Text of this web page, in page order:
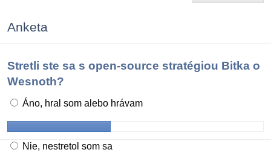
Anketa
Stretli ste sa s open-source stratégiou Bitka o
Wesnoth?
Áno, hral som alebo hrávam
Nie, nestretol som sa